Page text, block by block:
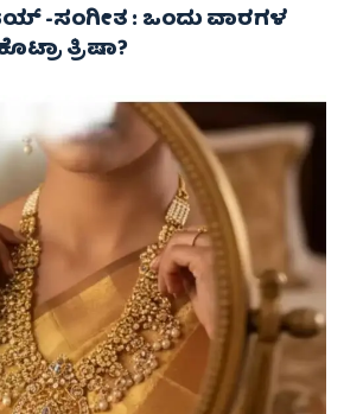
-ಸಂಗೀತ : ಒಂದು ವಾರಗಳ
ತ್ರಿಷಾ?